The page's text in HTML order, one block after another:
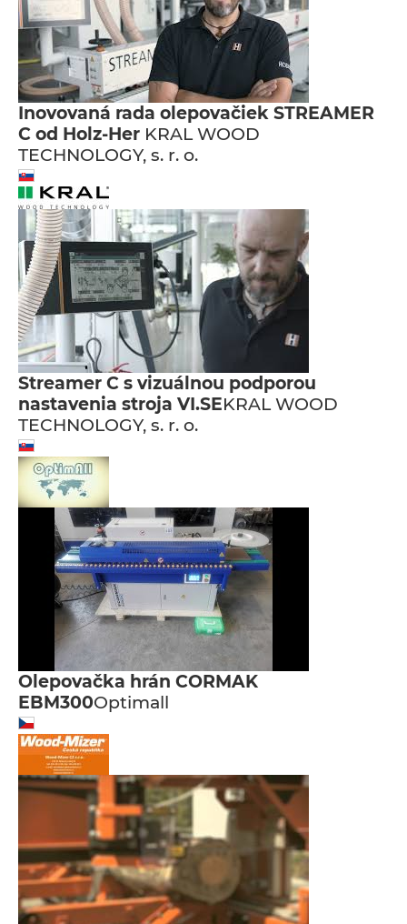
Inovovaná rada olepovačiek STREAMER
C od Holz-Her KRAL WOOD
TECHNOLOGY, s. r. o.
Streamer C s vizuálnou podporou
nastavenia stroja VI.SEKRAL WOOD
TECHNOLOGY, s. r. o.
Olepovačka hrán CORMAK
EBM300Optimall